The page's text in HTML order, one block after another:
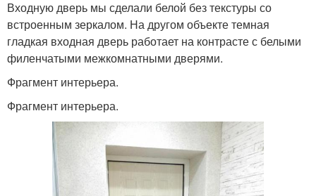
Входную дверь мы сделали белой без текстуры со
встроенным зеркалом. На другом объекте темная
гладкая входная дверь работает на контрасте с белыми
филенчатыми межкомнатными дверями.
Фрагмент интерьера.
Фрагмент интерьера.